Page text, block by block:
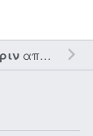
από τον την